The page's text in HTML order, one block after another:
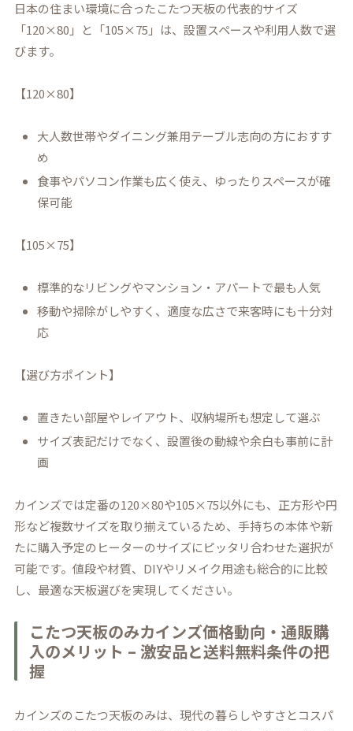
日本の住まい環境に合ったこたつ天板の代表的サイズ
「120×80」と「105×75」は、設置スペースや利用人数で選
びます。
【120×80】
大人数世帯やダイニング兼用テーブル志向の方におすす
め
食事やパソコン作業も広く使え、ゆったりスペースが確
保可能
【105×75】
標準的なリビングやマンション・アパートで最も人気
移動や掃除がしやすく、適度な広さで来客時にも十分対
応
【選び方ポイント】
置きたい部屋やレイアウト、収納場所も想定して選ぶ
サイズ表記だけでなく、設置後の動線や余白も事前に計
画
カインズでは定番の120×80や105×75以外にも、正方形や円
形など複数サイズを取り揃えているため、手持ちの本体や新
たに購入予定のヒーターのサイズにピッタリ合わせた選択が
可能です。値段や材質、DIYやリメイク用途も総合的に比較
し、最適な天板選びを実現してください。
こたつ天板のみカインズ価格動向・通販購
入のメリット – 激安品と送料無料条件の把
握
カインズのこたつ天板のみは、現代の暮らしやすさとコスパ